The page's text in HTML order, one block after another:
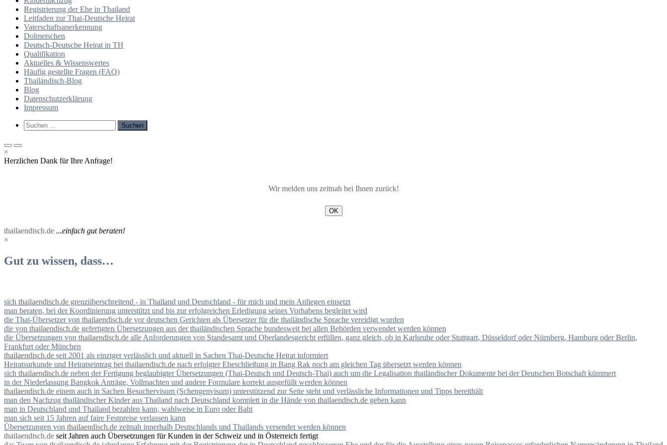
Registrierung der Ehe in Thailand
Leitfaden zur Thai-Deutsche Heirat
Vaterschaftsanerkennung
Dolmetschen
Deutsch-Deutsche Heirat in TH
Qualifikation
Aktuelles & Wissenswertes
Häufig gestellte Fragen (FAQ)
Thailändisch-Blog
Blog
Datenschutzerklärung
Impressum
Such-
Formular
Suchen
nach:
Primäres
Menü
für
Primäres
Menü
für
×
Herzlichen Dank für Ihre Anfrage!
Wir melden uns zeitnah bei Ihnen zurück!
OK
thailaendisch.de ...einfach gut beraten!
×
Gut zu wissen, dass…
sich thailaendisch.de grenzüberschreitend - in Thailand und Deutschland - für mich und mein Anliegen einsetzt
man beraten, bei der Koordinierung unterstützt und bis zur erfolgreichen Erledigung seines Vorhabens begleitet wird
die Thai-Übersetzer von thailaendisch.de vor deutschen Gerichten als Übersetzer für die thailändische Sprache vereidigt wurden
die von thailaendisch.de gefertigten Übersetzungen aus der thailändischen Sprache bundesweit bei allen Behörden verwendet werden können
die Übersetzungen von thailaendisch.de alle Anforderungen von Standesamt und Oberlandesgericht erfüllen, ganz gleich, ob in Karlsruhe oder Stuttgart, Düsseldorf oder Nürnberg, Hamburg oder Berlin,
Frankfurt oder München
thailaendisch.de seit 2001 als einziger verlässlich und aktuell in Sachen Thai-Deutsche Heirat informiert
Heiratsurkunde und Heiratseintrag bei thailaendisch.de nach erfolgter Eheschließung in Bang Rak noch am gleichen Tag übersetzt werden können
sich thailaendisch.de neben der Fertigung beglaubigter Übersetzungen (Thai-Deutsch und Deutsch-Thai) auch um die Legalisation thailändischer Dokumente bei der Deutschen Botschaft kümmert
in der Niederlassung Bangkok Anträge, Vollmachten und andere Formulare korrekt ausgefüllt werden können
thailaendisch.de einem auch in Sachen Besuchervisum (Schengenvisum) unterstützend zur Seite steht und verlässliche Informationen und Tipps bereithält
man den Nachzug thailändischer Kinder aus Thailand nach Deutschland komplett in die Hände von thailaendisch.de geben kann
man in Deutschland und Thailand bezahlen kann, wahlweise in Euro oder Baht
man sich seit 15 Jahren auf faire Festpreise verlassen kann
Übersetzungen von thailaendisch.de zeitnah innerhalb Deutschlands und Thailands versendet werden können
thailaendisch.de seit Jahren auch Übersetzungen für Kunden in der Schweiz und in Österreich fertigt